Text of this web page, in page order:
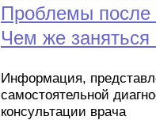
Проблемы после
Чем же заняться
Информация,
самостоятельной
консультации врача